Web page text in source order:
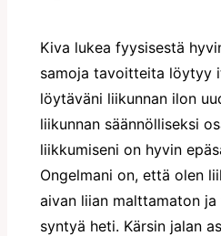
Kiva lukea fyysisestä
samoja tavoitteita löytyy
löytäväni liikunnan ilon
liikunnan säännölliseksi
liikkumiseni on hyvin
Ongelmani on, että olen
aivan liian malttamaton
syntyä heti. Kärsin jalan